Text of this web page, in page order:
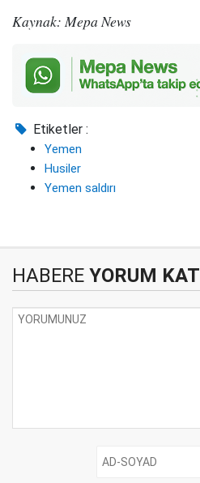
Kaynak: Mepa News
Etiketler :
Yemen
Husiler
Yemen saldırı
HABERE YORUM KAT